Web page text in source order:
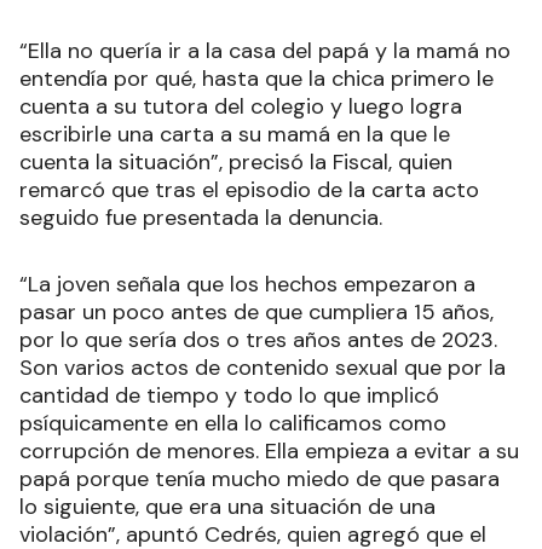
“Ella no quería ir a la casa del papá y la mamá no
entendía por qué, hasta que la chica primero le
cuenta a su tutora del colegio y luego logra
escribirle una carta a su mamá en la que le
cuenta la situación”, precisó la Fiscal, quien
remarcó que tras el episodio de la carta acto
seguido fue presentada la denuncia.
“La joven señala que los hechos empezaron a
pasar un poco antes de que cumpliera 15 años,
por lo que sería dos o tres años antes de 2023.
Son varios actos de contenido sexual que por la
cantidad de tiempo y todo lo que implicó
psíquicamente en ella lo calificamos como
corrupción de menores. Ella empieza a evitar a su
papá porque tenía mucho miedo de que pasara
lo siguiente, que era una situación de una
violación”, apuntó Cedrés, quien agregó que el